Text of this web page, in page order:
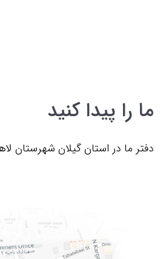
ما را پیدا کنید
دفتر ما در استان گیلان شهرستان